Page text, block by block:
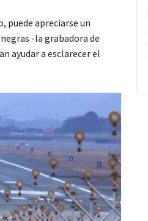
puede apreciarse un
-la grabadora de
ayudar a esclarecer el